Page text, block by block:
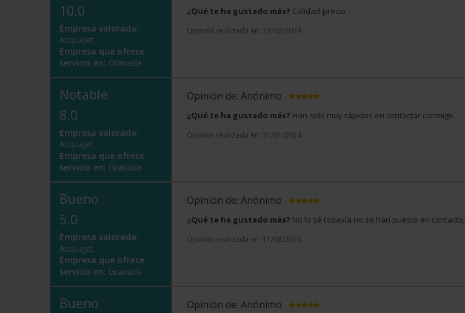
10.0
Empresa valorada:
Acquajet
Empresa que ofrece
servicio en: Granada
¿Qué te ha gustado más? Calidad-precio
Opinión realizada en: 23/02/2024
Notable
8.0
Empresa valorada:
Acquajet
Empresa que ofrece
servicio en: Granada
Opinión de: Anónimo
¿Qué te ha gustado más? Han sido muy rápidos en contactar conmigo
Opinión realizada en: 31/01/2024
Bueno
5.0
Empresa valorada:
Acquajet
Empresa que ofrece
servicio en: Granada
Opinión de: Anónimo
¿Qué te ha gustado más? No lo sé todavía no se han puesto en
Opinión realizada en: 11/08/2023
Bueno
Opinión de: Anónimo